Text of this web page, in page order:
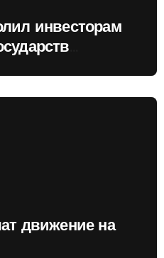
инвесторам
движение на